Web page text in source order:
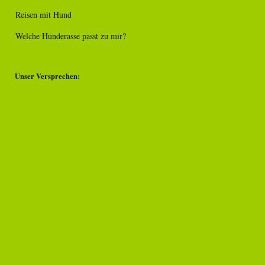
Reisen mit Hund
Welche Hunderasse passt zu mir?
Unser Versprechen: